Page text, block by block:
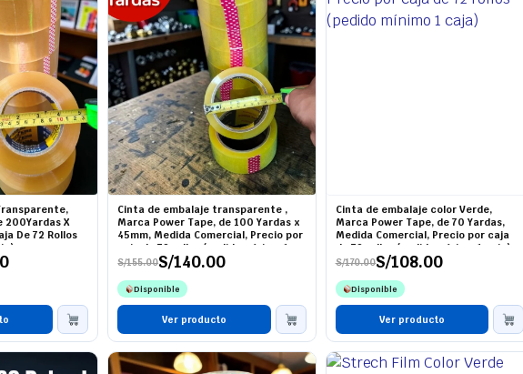
200Yardas X
De 72 Rollos
Cinta de embalaje transparente ,
Marca Power Tape, de 100 Yardas x
45mm, Medida Comercial, Precio por
caja de 72 rollos (pedido mínimo 1
caja)
S/155.00
El
precio
original
era:
S/155.00.
S/140.00
El
precio
actual
es:
S/140.00.
Disponible
Ver producto
Cinta de embalaje color Verde,
Marca Power Tape, de 70 Yardas,
Medida Comercial, Precio por caja
de 72 rollos (pedido mínimo 1 caja)
S/170.00
El
precio
original
era:
S/170.00.
S/108.00
El
precio
actual
es:
S/108.00.
Disponible
Ver producto